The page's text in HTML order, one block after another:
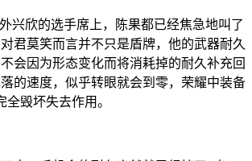
兴欣的选手席上，陈果都已经焦急地叫了
君莫笑而言并不只是盾牌，他的武器耐久
会因为形态变化而将消耗掉的耐久补充回
的速度，似乎转眼就会到零，荣耀中装备
全毁坏失去作用。